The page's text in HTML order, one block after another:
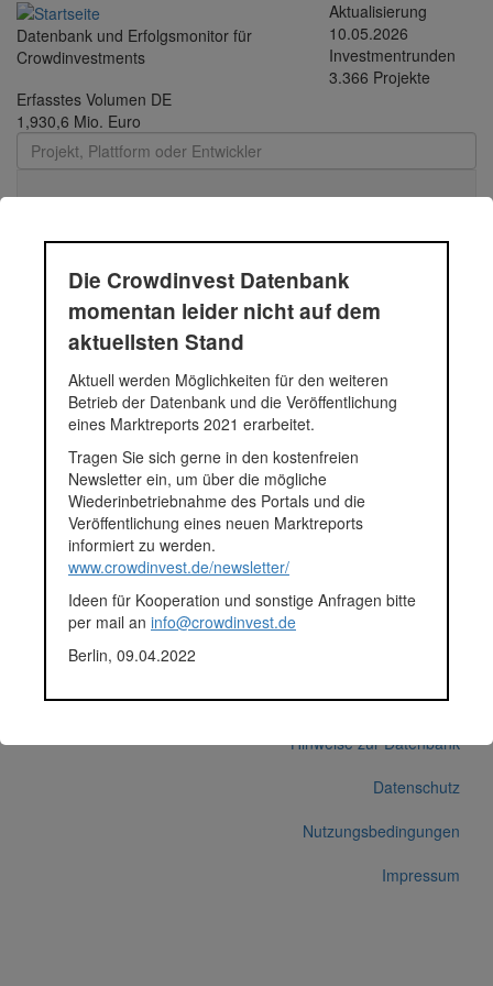
Direkt zum Inhalt
Datenbank und Erfolgsmonitor für
Crowdinvestments
Aktualisierung
10.05.2026
Investmentrunden
3.366 Projekte
Erfasstes Volumen DE
1,930,6 Mio. Euro
Toggle
Durchschnittsprojekt
05.-12.2018 - 62 |
Funding Circle Kredit |
2018
Durchschnittsprojekt 05.-12.2018
Fundingsumme
Finanziert in
2018
Anlagestatus
Nicht ausgewiesen
Plattform
Funding Circle
Hinweise zur Datenbank
Datenschutz
Nutzungsbedingungen
Impressum
Die Crowdinvest Datenbank
momentan leider nicht auf dem
aktuellsten Stand
Aktuell werden Möglichkeiten für den weiteren
Betrieb der Datenbank und die Veröffentlichung
eines Marktreports 2021 erarbeitet.
Tragen Sie sich gerne in den kostenfreien
Newsletter ein, um über die mögliche
Wiederinbetriebnahme des Portals und die
Veröffentlichung eines neuen Marktreports
informiert zu werden.
www.crowdinvest.de/newsletter/
Ideen für Kooperation und sonstige Anfragen bitte
per mail an info@crowdinvest.de
Berlin, 09.04.2022